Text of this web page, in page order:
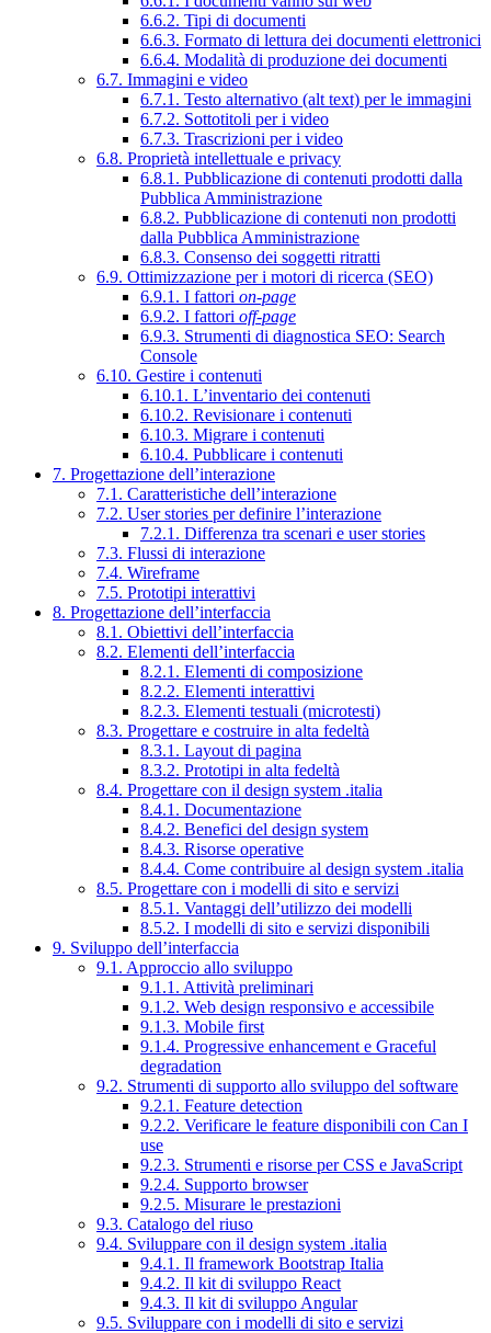
6.6.2. Tipi di documenti
6.6.3. Formato di lettura dei documenti elettronici
6.6.4. Modalità di produzione dei documenti
6.7. Immagini e video
6.7.1. Testo alternativo (alt text) per le immagini
6.7.2. Sottotitoli per i video
6.7.3. Trascrizioni per i video
6.8. Proprietà intellettuale e privacy
6.8.1. Pubblicazione di contenuti prodotti dalla
Pubblica Amministrazione
6.8.2. Pubblicazione di contenuti non prodotti
dalla Pubblica Amministrazione
6.8.3. Consenso dei soggetti ritratti
6.9. Ottimizzazione per i motori di ricerca (SEO)
6.9.1. I fattori on-page
6.9.2. I fattori off-page
6.9.3. Strumenti di diagnostica SEO: Search
Console
6.10. Gestire i contenuti
6.10.1. L’inventario dei contenuti
6.10.2. Revisionare i contenuti
6.10.3. Migrare i contenuti
6.10.4. Pubblicare i contenuti
7. Progettazione dell’interazione
7.1. Caratteristiche dell’interazione
7.2. User stories per definire l’interazione
7.2.1. Differenza tra scenari e user stories
7.3. Flussi di interazione
7.4. Wireframe
7.5. Prototipi interattivi
8. Progettazione dell’interfaccia
8.1. Obiettivi dell’interfaccia
8.2. Elementi dell’interfaccia
8.2.1. Elementi di composizione
8.2.2. Elementi interattivi
8.2.3. Elementi testuali (microtesti)
8.3. Progettare e costruire in alta fedeltà
8.3.1. Layout di pagina
8.3.2. Prototipi in alta fedeltà
8.4. Progettare con il design system .italia
8.4.1. Documentazione
8.4.2. Benefici del design system
8.4.3. Risorse operative
8.4.4. Come contribuire al design system .italia
8.5. Progettare con i modelli di sito e servizi
8.5.1. Vantaggi dell’utilizzo dei modelli
8.5.2. I modelli di sito e servizi disponibili
9. Sviluppo dell’interfaccia
9.1. Approccio allo sviluppo
9.1.1. Attività preliminari
9.1.2. Web design responsivo e accessibile
9.1.3. Mobile first
9.1.4. Progressive enhancement e Graceful
degradation
9.2. Strumenti di supporto allo sviluppo del software
9.2.1. Feature detection
9.2.2. Verificare le feature disponibili con Can I
use
9.2.3. Strumenti e risorse per CSS e JavaScript
9.2.4. Supporto browser
9.2.5. Misurare le prestazioni
9.3. Catalogo del riuso
9.4. Sviluppare con il design system .italia
9.4.1. Il framework Bootstrap Italia
9.4.2. Il kit di sviluppo React
9.4.3. Il kit di sviluppo Angular
9.5. Sviluppare con i modelli di sito e servizi